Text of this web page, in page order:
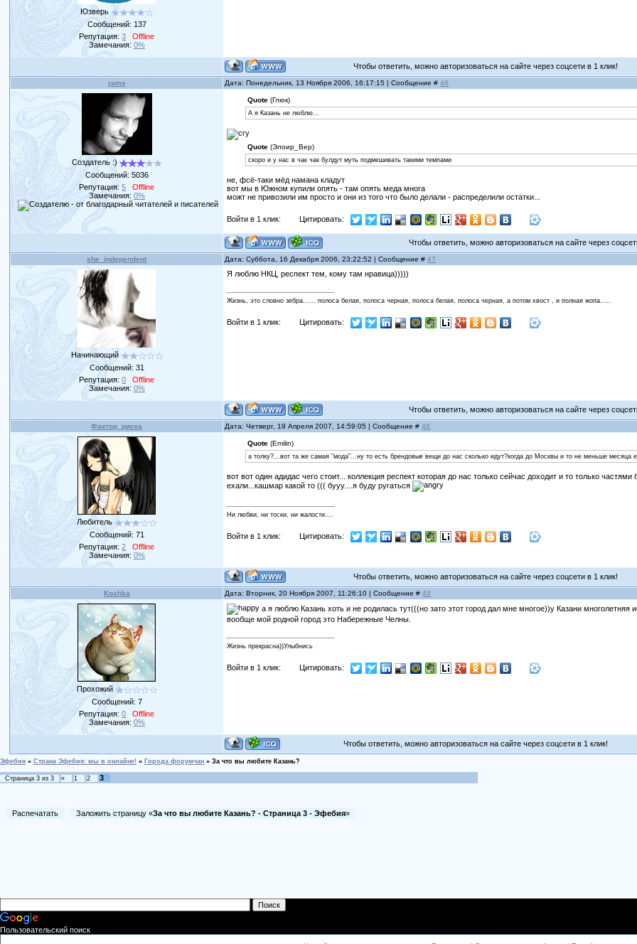
Юзверь
Сообщений: 137
Репутация:3
Offline
Замечания: 0%
Чтобы ответить, можно авторизоваться на сайте через соцсети в 1 клик!
rams Дата: Понедельник, 13 Ноября 2006, 16:17:15 | Сообщение #46
Создатель :)
Сообщений: 5036
Репутация:5
Offline
Замечания: 0%
Quote (Глюк)
А я Казань не люблю...
Quote (Элоир_Вер)
скоро и у нас в чак чак булдут муть подмешивать такими темпами
не, фсё-таки мёд намана кладут
вот мы в Южном купили опять - там опять меда многа
можт не привозили им просто и они из того что было делали - распределили остатки...
Войти в 1 клик: Цитировать:
Чтобы ответить, можно авторизоваться на сайте через
she_independent Дата: Суббота, 16 Декабря 2006, 23:22:52 | Сообщение #47
Начинающий
Сообщений: 31
Репутация:0
Offline
Замечания: 0%
Я люблю НКЦ, респект тем, кому там нравица)))))
Жизнь, это словно зебра...... полоса белая, полоса черная, полоса белая, полоса черная, а потом хвост , и полная жопа.....
Войти в 1 клик: Цитировать:
Чтобы ответить, можно авторизоваться на сайте через
Фактор_риска Дата: Четверг, 19 Апреля 2007, 14:59:05 | Сообщение #48
Любитель
Сообщений: 71
Репутация:2
Offline
Замечания: 0%
Quote (Emilin)
а толку?...вот та же самая "мода"...ну то есть брендовые вещи до нас сколько идут?когда до Москвы и то не меньше месяца
вот вот один адидас чего стоит... коллекция респект которая до нас только сейчас доходит и то только
ехали...кашмар какой то ((( бууу....я буду ругаться
Ни любви, ни тоски, ни жалости....
Войти в 1 клик: Цитировать:
Чтобы ответить, можно авторизоваться на сайте через соцсети в 1 клик!
Koshka Дата: Вторник, 20 Ноября 2007, 11:26:10 | Сообщение #49
Прохожий
Сообщений: 7
Репутация:0
Offline
Замечания: 0%
а я люблю Казань хоть и не родилась тут(((но зато этот город дал мне многое))у Казани
вообще мой родной город это Набережные Челны.
Жизнь прекрасна))Улыбнись
Войти в 1 клик: Цитировать:
Чтобы ответить, можно авторизоваться на сайте через соцсети в 1 клик!
Эфебия » Страна Эфебия: мы в онлайне! » Города форумчан » За что вы любите Казань?
Страница 3 из 3 « 1 2
3
Распечатать Заложить страницу «За что вы любите Казань? - Страница 3 - Эфебия»
Пользовательский поиск